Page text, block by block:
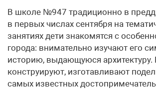
В школе №947 традиционно в
в первых числах сентября на
занятиях дети знакомятся с
города: внимательно изучают его
историю, выдающуюся архитектуру.
конструируют, изготавливают
самых известных